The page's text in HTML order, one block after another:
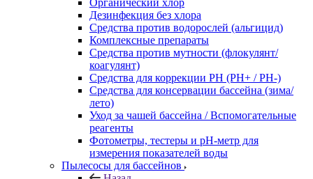
Органический хлор
Дезинфекция без хлора
Средства против водорослей (альгицид)
Комплексные препараты
Средства против мутности (флокулянт/
коагулянт)
Средства для коррекции PH (PH+ / PH-)
Средства для консервации бассейна (зима/
лето)
Уход за чашей бассейна / Вспомогательные
реагенты
Фотометры, тестеры и рН-метр для
измерения показателей воды
Пылесосы для бассейнов